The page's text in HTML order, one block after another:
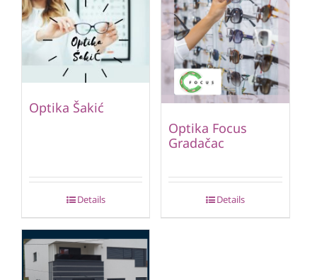
Optika Šakić
Details
Optika Focus
Gradačac
Details